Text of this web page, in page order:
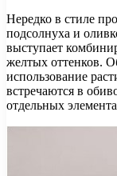
Нередко в стиле
подсолнуха и
выступает
желтых оттенков.
использование
встречаются в
отдельных